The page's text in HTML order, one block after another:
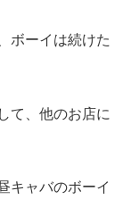
ボーイは続けた
て、他のお店に
キャバのボーイ